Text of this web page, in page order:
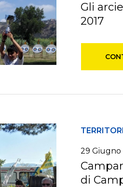
Gli
2017
29 Giugno
di